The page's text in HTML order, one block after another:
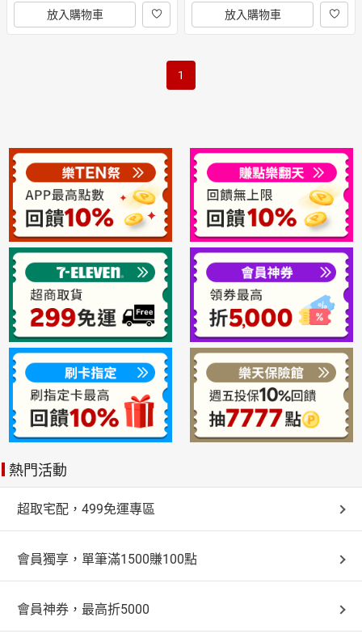
放入購物車 放入購物車
1
熱門活動
超取宅配，499免運專區
會員獨享，單筆滿1500賺100點
會員神券，最高折5000